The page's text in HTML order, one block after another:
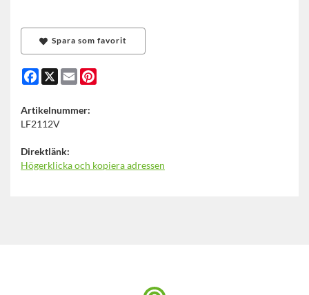
Spara som favorit
Facebook
X Email
Artikelnummer:
LF2112V
Direktlänk:
Högerklicka och kopiera adressen